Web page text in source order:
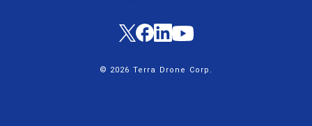
© 2026 Terra Drone Corp.